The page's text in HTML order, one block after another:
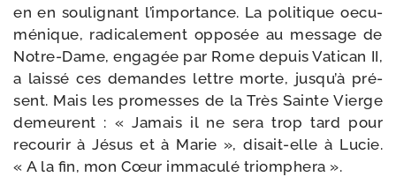
en en sou­li­gnant l’im­por­tance. La poli­tique oecu­
mé­nique, radi­ca­le­ment oppo­sée au mes­sage de
Notre-​Dame, enga­gée par Rome depuis Vatican II,
a lais­sé ces demandes lettre morte, jus­qu’à pré­
sent. Mais les pro­messes de la Très Sainte Vierge
demeurent : « Jamais il ne sera trop tard pour
recou­rir à Jésus et à Marie », disait-​elle à Lucie.
« A la fin, mon Cœur imma­cu­lé triomphera ».